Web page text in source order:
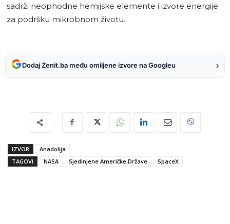
sadrži neophodne hemijske elemente i izvore energije
za podršku mikrobnom životu.
Dodaj Zenit.ba među omiljene izvore na Googleu ›
IZVOR
Anadolija
TAGOVI
NASA Sjedinjene Američke Države SpaceX